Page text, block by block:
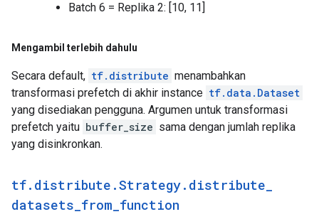
Batch 6 = Replika 2: [10, 11]
Mengambil terlebih dahulu
Secara default, tf.distribute menambahkan
transformasi prefetch di akhir instance tf.data.Dataset
yang disediakan pengguna. Argumen untuk transformasi
prefetch yaitu buffer_size sama dengan jumlah replika
yang disinkronkan.
tf. distribute .Strategy. distribute
datasets from function